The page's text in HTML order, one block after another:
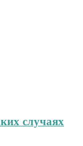
случаях